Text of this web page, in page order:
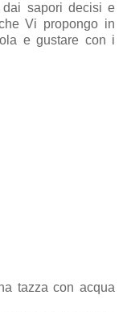
dai sapori decisi e
Vi propongo in
e gustare con i
tazza con acqua